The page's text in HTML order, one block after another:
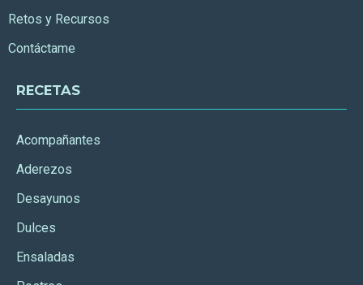
Retos y Recursos
Contáctame
RECETAS
Acompañantes
Aderezos
Desayunos
Dulces
Ensaladas